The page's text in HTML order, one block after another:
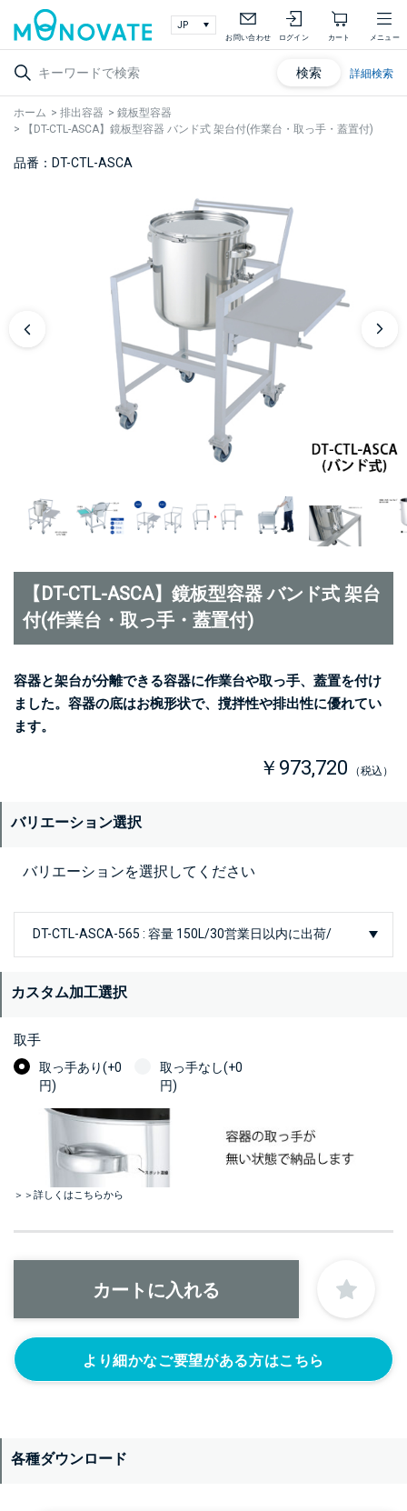
お問い合わせ ログイン カート メニュー
検索 詳細検索
ホーム > 排出容器 > 鏡板型容器
>
【DT-CTL-ASCA】鏡板型容器 バンド式 架台付(作業台・取っ手・蓋置付)
品番：DT-CTL-ASCA
【DT-CTL-ASCA】鏡板型容器 バンド式 架台
付(作業台・取っ手・蓋置付)
容器と架台が分離できる容器に作業台や取っ手、蓋置を付け
ました。容器の底はお椀形状で、撹拌性や排出性に優れてい
ます。
￥973,720 （税込）
バリエーション選択
バリエーションを選択してください
カスタム加工選択
取手
取っ手あり(+0
円)
取っ手なし(+0
円)
＞＞詳しくはこちらから
より細かなご要望がある方はこちら
各種ダウンロード